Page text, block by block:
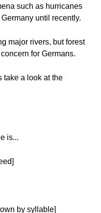
such as hurricanes
until recently.
major rivers, but forest
for Germans.
take a look at the
is...
by syllable]